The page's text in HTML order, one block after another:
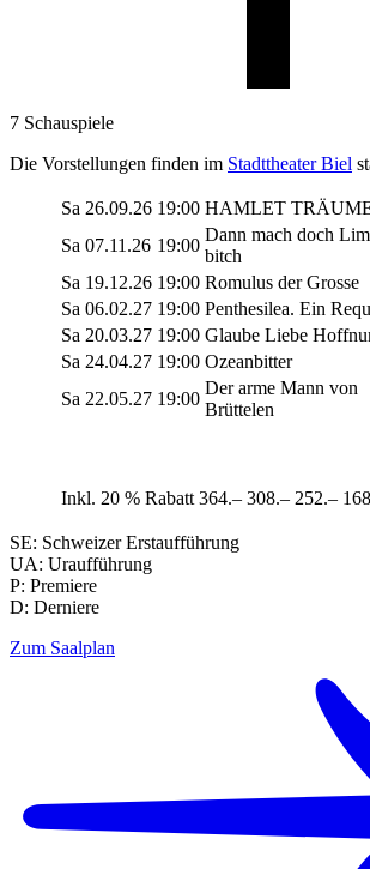
7 Schauspiele
Die Vorstellungen finden im Stadttheater Biel
Sa 26.09.26 19:00 HAMLET
Sa 07.11.26 19:00
Dann mach doch
bitch
Sa 19.12.26 19:00 Romulus der Grosse
Sa 06.02.27 19:00 Penthesilea. Ein
Sa 20.03.27 19:00 Glaube Liebe
Sa 24.04.27 19:00 Ozeanbitter
Sa 22.05.27 19:00
Der arme Mann von
Brüttelen
Inkl. 20 % Rabatt 364.– 308.– 252.–
SE: Schweizer Erstaufführung
UA: Uraufführung
P: Premiere
D: Derniere
Zum Saalplan